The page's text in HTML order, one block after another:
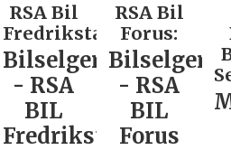
RSA Bil
Fredrikstad:
Bilselger
- RSA
BIL
Fredrikstad
RSA Bil
Forus:
Bilselger
- RSA
BIL
Forus